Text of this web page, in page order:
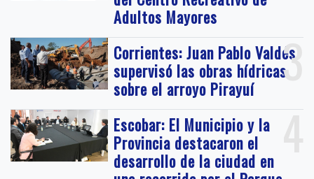
Adultos Mayores
3
Corrientes: Juan Pablo Valdés
supervisó las obras hídricas
sobre el arroyo Pirayuí
4
Escobar: El Municipio y la
Provincia destacaron el
desarrollo de la ciudad en